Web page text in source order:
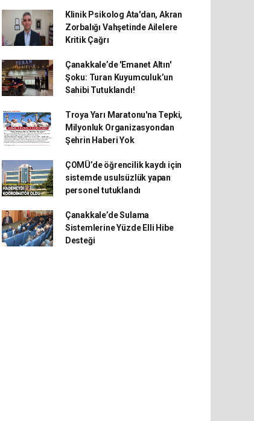
Klinik Psikolog Ata'dan, Akran
Zorbalığı Vahşetinde Ailelere
Kritik Çağrı
Çanakkale’de 'Emanet Altın'
Şoku: Turan Kuyumculuk’un
Sahibi Tutuklandı!
Troya Yarı Maratonu'na Tepki,
Milyonluk Organizasyondan
Şehrin Haberi Yok
ÇOMÜ’de öğrencilik kaydı için
sistemde usulsüzlük yapan
personel tutuklandı
Çanakkale’de Sulama
Sistemlerine Yüzde Elli Hibe
Desteği